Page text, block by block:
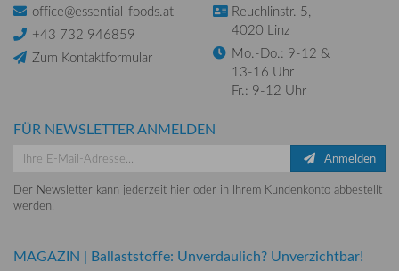
office@essential-foods.at
+43 732 946859
Zum Kontaktformular
Reuchlinstr. 5,
4020 Linz
Mo.-Do.: 9-12 &
13-16 Uhr
Fr.: 9-12 Uhr
FÜR NEWSLETTER ANMELDEN
Anmelden
Der Newsletter kann jederzeit hier oder in Ihrem Kundenkonto abbestellt
werden.
MAGAZIN | Ballaststoffe: Unverdaulich? Unverzichtbar!